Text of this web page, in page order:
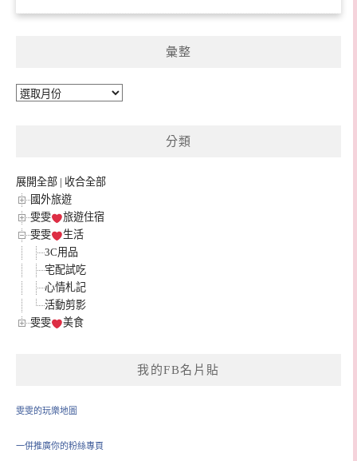
彙整
彙
分類
展開全部 | 收合全部
國外旅遊
雯雯
旅遊住宿
雯雯
生活
3C用品
宅配試吃
心情札記
活動剪影
雯雯
美食
我的FB名片貼
雯雯的玩樂地圖
一併推廣你的粉絲專頁